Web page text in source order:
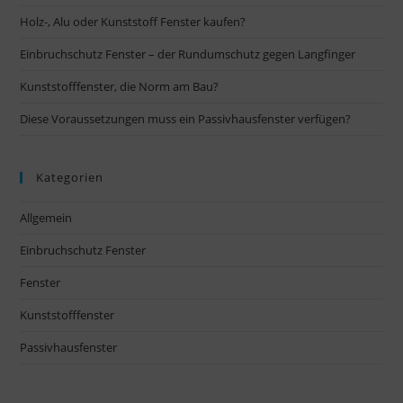
Holz-, Alu oder Kunststoff Fenster kaufen?
Einbruchschutz Fenster – der Rundumschutz gegen Langfinger
Kunststofffenster, die Norm am Bau?
Diese Voraussetzungen muss ein Passivhausfenster verfügen?
Kategorien
Allgemein
Einbruchschutz Fenster
Fenster
Kunststofffenster
Passivhausfenster